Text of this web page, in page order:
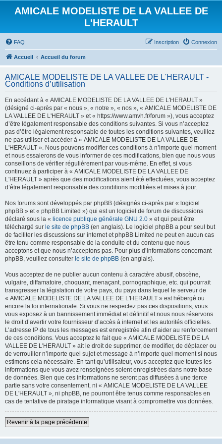
AMICALE MODELISTE DE LA VALLEE DE
L'HERAULT
FAQ Connexion
Inscription
Accueil Accueil du forum
AMICALE MODELISTE DE LA VALLEE DE L'HERAULT -
Conditions d’utilisation
En accédant à « AMICALE MODELISTE DE LA VALLEE DE L'HERAULT »
(désigné ci-après par « nous », « notre », « nos », « AMICALE MODELISTE DE
LA VALLEE DE L'HERAULT » et « https://www.amvh.fr/forum »), vous acceptez
d’être légalement responsable des conditions suivantes. Si vous n’acceptez
pas d’être légalement responsable de toutes les conditions suivantes, veuillez
ne pas utiliser et accéder à « AMICALE MODELISTE DE LA VALLEE DE
L'HERAULT ». Nous pouvons modifier ces conditions à n’importe quel moment
et nous essaierons de vous informer de ces modifications, bien que nous vous
conseillons de vérifier régulièrement par vous-même. En effet, si vous
continuez à participer à « AMICALE MODELISTE DE LA VALLEE DE
L'HERAULT » après que des modifications aient été effectuées, vous acceptez
d’être légalement responsable des conditions modifiées et mises à jour.
Nos forums sont développés par phpBB (désignés ci-après par « logiciel
phpBB » et « phpBB Limited ») qui est un logiciel de forum de discussions
déclaré sous la « licence publique générale GNU 2.0 » et qui peut être
téléchargé sur le site de phpBB (en anglais). Le logiciel phpBB a pour seul but
de faciliter les discussions sur internet et phpBB Limited ne peut en aucun cas
être tenu comme responsable de la conduite et du contenu que nous
acceptons et que nous n’acceptons pas. Pour plus d’informations concernant
phpBB, veuillez consulter le site de phpBB (en anglais).
Vous acceptez de ne publier aucun contenu à caractère abusif, obscène,
vulgaire, diffamatoire, choquant, menaçant, pornographique, etc. qui pourrait
transgresser la législation de votre pays, du pays dans lequel le serveur de
« AMICALE MODELISTE DE LA VALLEE DE L'HERAULT » est hébergé ou
encore la loi internationale. Si vous ne respectez pas ces dispositions, vous
vous exposez à un bannissement immédiat et définitif et nous nous réservons
le droit d’avertir votre fournisseur d’accès à internet et les autorités officielles.
L’adresse IP de tous les messages est enregistrée afin d’aider au renforcement
de ces conditions. Vous acceptez le fait que « AMICALE MODELISTE DE LA
VALLEE DE L'HERAULT » ait le droit de supprimer, de modifier, de déplacer ou
de verrouiller n’importe quel sujet et message à n’importe quel moment si nous
estimons cela nécessaire. En tant qu’utilisateur, vous acceptez que toutes les
informations que vous avez renseignées soient enregistrées dans notre base
de données. Bien que ces informations ne seront pas diffusées à une tierce
partie sans votre consentement, ni « AMICALE MODELISTE DE LA VALLEE
DE L'HERAULT », ni phpBB, ne pourront être tenus comme responsables en
cas de tentative de piratage informatique visant à compromettre vos données.
Revenir à la page précédente